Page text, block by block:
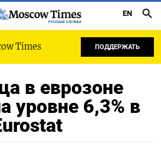
РУССКАЯ СЛУЖБА
EN
Times ПОДДЕРЖАТЬ
в еврозоне
уровне 6,3% в